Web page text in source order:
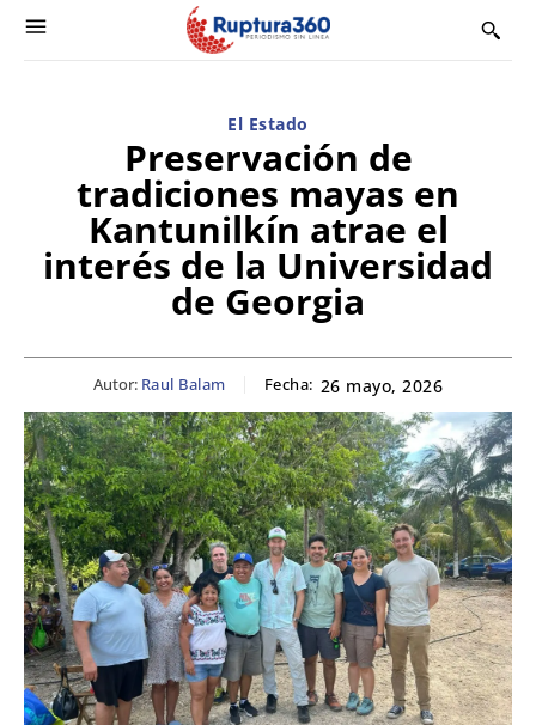
El Estado
Preservación de
tradiciones mayas en
Kantunilkín atrae el
interés de la Universidad
de Georgia
Autor: Raul Balam Fecha: 26 mayo, 2026